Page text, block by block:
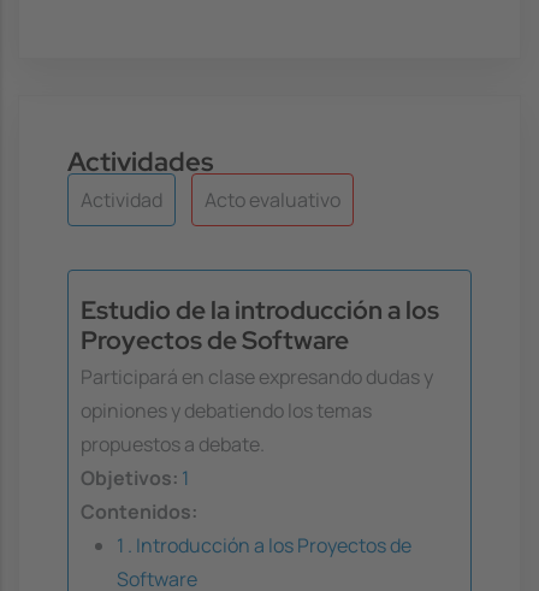
Actividades
Actividad Acto evaluativo
Estudio de la introducción a los
Proyectos de Software
Participará en clase expresando dudas y
opiniones y debatiendo los temas
propuestos a debate.
Objetivos: 1
Contenidos:
1 . Introducción a los Proyectos de
Software